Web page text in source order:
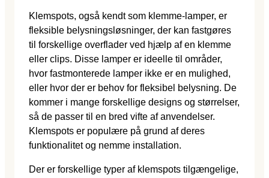
Klemspots, også kendt som klemme-lamper, er
fleksible belysningsløsninger, der kan fastgøres
til forskellige overflader ved hjælp af en klemme
eller clips. Disse lamper er ideelle til områder,
hvor fastmonterede lamper ikke er en mulighed,
eller hvor der er behov for fleksibel belysning. De
kommer i mange forskellige designs og størrelser,
så de passer til en bred vifte af anvendelser.
Klemspots er populære på grund af deres
funktionalitet og nemme installation.
Der er forskellige typer af klemspots tilgængelige,